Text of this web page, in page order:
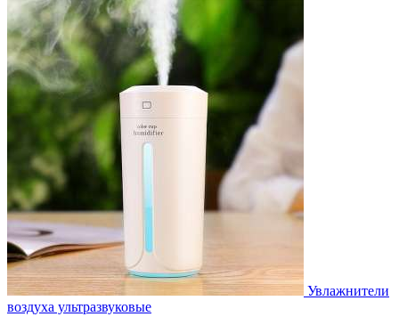
Увлажнители
воздуха ультразвуковые